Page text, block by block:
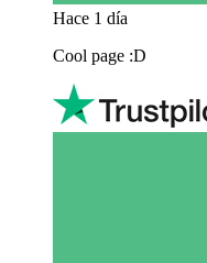
Hace 1 día
Cool page :D